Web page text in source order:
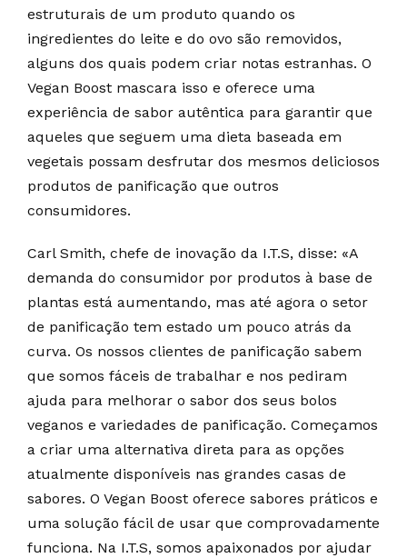
estruturais de um produto quando os
ingredientes do leite e do ovo são removidos,
alguns dos quais podem criar notas estranhas. O
Vegan Boost mascara isso e oferece uma
experiência de sabor autêntica para garantir que
aqueles que seguem uma dieta baseada em
vegetais possam desfrutar dos mesmos deliciosos
produtos de panificação que outros
consumidores.
Carl Smith, chefe de inovação da I.T.S, disse: «A
demanda do consumidor por produtos à base de
plantas está aumentando, mas até agora o setor
de panificação tem estado um pouco atrás da
curva. Os nossos clientes de panificação sabem
que somos fáceis de trabalhar e nos pediram
ajuda para melhorar o sabor dos seus bolos
veganos e variedades de panificação. Começamos
a criar uma alternativa direta para as opções
atualmente disponíveis nas grandes casas de
sabores. O Vegan Boost oferece sabores práticos e
uma solução fácil de usar que comprovadamente
funciona. Na I.T.S, somos apaixonados por ajudar